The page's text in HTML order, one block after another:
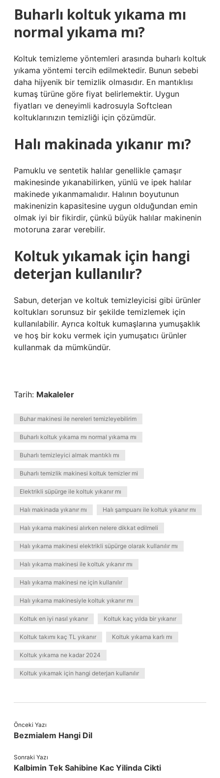
Buharlı koltuk yıkama mı
normal yıkama mı?
Koltuk temizleme yöntemleri arasında buharlı koltuk
yıkama yöntemi tercih edilmektedir. Bunun sebebi
daha hijyenik bir temizlik olmasıdır. En mantıklısı
kumaş türüne göre fiyat belirlemektir. Uygun
fiyatları ve deneyimli kadrosuyla Softclean
koltuklarınızın temizliği için çözümdür.
Halı makinada yıkanır mı?
Pamuklu ve sentetik halılar genellikle çamaşır
makinesinde yıkanabilirken, yünlü ve ipek halılar
makinede yıkanmamalıdır. Halının boyutunun
makinenizin kapasitesine uygun olduğundan emin
olmak iyi bir fikirdir, çünkü büyük halılar makinenin
motoruna zarar verebilir.
Koltuk yıkamak için hangi
deterjan kullanılır?
Sabun, deterjan ve koltuk temizleyicisi gibi ürünler
koltukları sorunsuz bir şekilde temizlemek için
kullanılabilir. Ayrıca koltuk kumaşlarına yumuşaklık
ve hoş bir koku vermek için yumuşatıcı ürünler
kullanmak da mümkündür.
Tarih: Makaleler
Buhar makinesi ile nereleri temizleyebilirim
Buharlı koltuk yıkama mı normal yıkama mı
Buharlı temizleyici almak mantıklı mı
Buharlı temizlik makinesi koltuk temizler mi
Elektrikli süpürge ile koltuk yıkanır mı
Halı makinada yıkanır mı Halı şampuanı ile koltuk yıkanır mı
Halı yıkama makinesi alırken nelere dikkat edilmeli
Halı yıkama makinesi elektrikli süpürge olarak kullanılır mı
Halı yıkama makinesi ile koltuk yıkanır mı
Halı yıkama makinesi ne için kullanılır
Halı yıkama makinesiyle koltuk yıkanır mı
Koltuk en iyi nasıl yıkanır Koltuk kaç yılda bir yıkanır
Koltuk takımı kaç TL yıkanır Koltuk yıkama karlı mı
Koltuk yıkama ne kadar 2024
Koltuk yıkamak için hangi deterjan kullanılır
Önceki Yazı
Bezmialem Hangi Dil
Sonraki Yazı
Kalbimin Tek Sahibine Kac Yilinda Cikti